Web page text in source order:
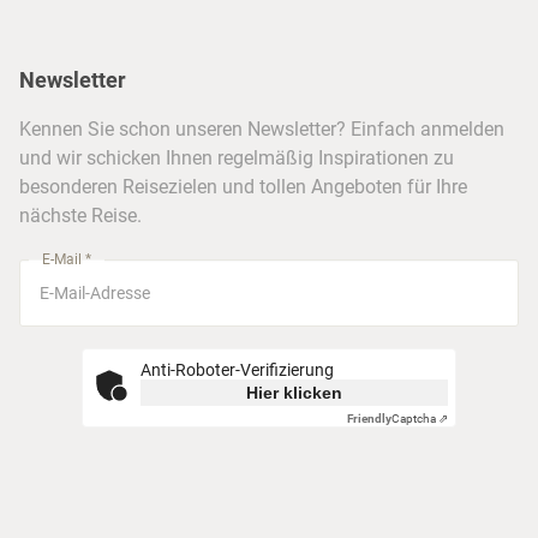
Barrierefreiheitserklärung
Hotels & Unterkünfte
Kreuzfahrten
Stuttgart
Newsletter
Kennen Sie schon unseren Newsletter? Einfach anmelden
und wir schicken Ihnen regelmäßig Inspirationen zu
besonderen Reisezielen und tollen Angeboten für Ihre
nächste Reise.
E-Mail *
Anti-Roboter-Verifizierung
Hier klicken
FriendlyCaptcha ⇗